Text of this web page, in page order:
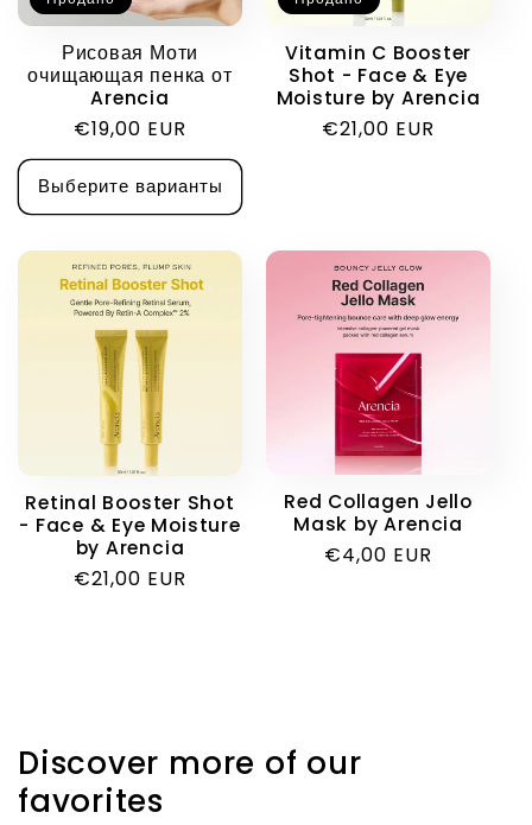
и
я
:
Рисовая Моти
очищающая пенка от
Arencia
Обычная
цена
€19,00 EUR
Выберите варианты
Vitamin C Booster
Shot - Face & Eye
Moisture by Arencia
Обычная
€21,00 EUR
Retinal Booster Shot
- Face & Eye Moisture
by Arencia
Обычная
€21,00 EUR
Red Collagen Jello
Mask by Arencia
Обычная
€4,00 EUR
Discover more of our
favorites